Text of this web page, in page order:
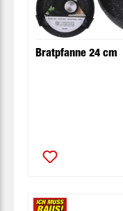
Bratpfanne 24 cm